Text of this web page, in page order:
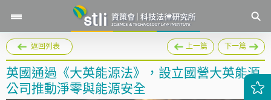
返回列表 上一篇 下一篇
英國通過《大英能源法》，設立國營大英能源
公司推動淨零與能源安全